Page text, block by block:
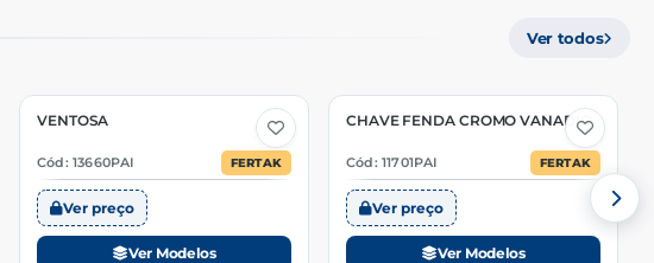
Ver todos
2 Opções
VENTOSA
Cód: 13660PAI FERTAK
Ver preço
Ver Modelos
10 Opções
CHAVE FENDA CROMO VANADIO
Cód: 11701PAI FERTAK
Ver preço
Ver Modelos